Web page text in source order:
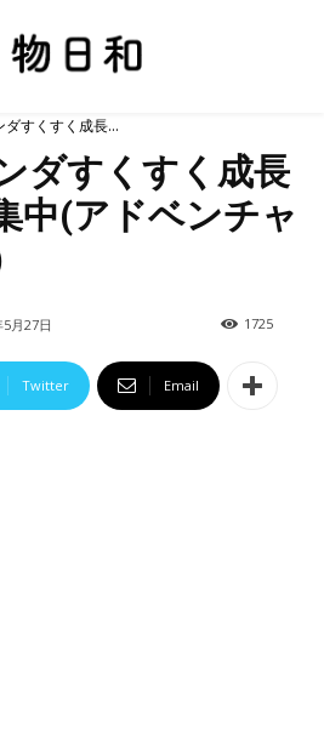
すくすく成長...
ダすくすく成長
中(アドベンチャ
月27日 1725
Twitter Email